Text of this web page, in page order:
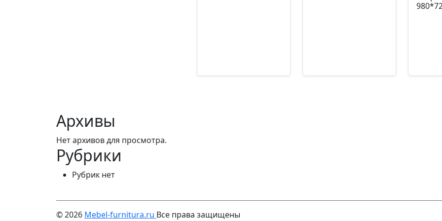
Артикул: УЧ-00000645 Артикул: УЧ-00000319
Архивы
Нет архивов для просмотра.
Рубрики
Рубрик нет
© 2026 Mebel-furnitura.ru Все права защищены